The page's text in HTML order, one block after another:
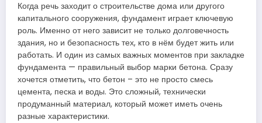
Когда речь заходит о строительстве дома или другого
капитального сооружения, фундамент играет ключевую
роль. Именно от него зависит не только долговечность
здания, но и безопасность тех, кто в нём будет жить или
работать. И один из самых важных моментов при закладке
фундамента — правильный выбор марки бетона. Сразу
хочется отметить, что бетон – это не просто смесь
цемента, песка и воды. Это сложный, технически
продуманный материал, который может иметь очень
разные характеристики.